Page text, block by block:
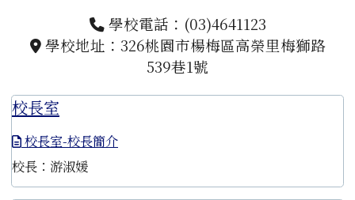
學校電話：(03)4641123
學校地址：326桃園市楊梅區高榮里梅獅路
539巷1號
校長室
校長室-校長簡介
校長：游淑媛